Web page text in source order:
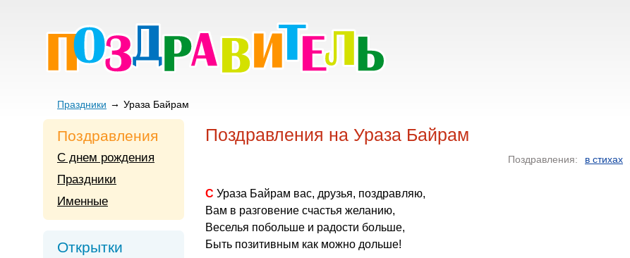
Праздники Ураза Байрам
Поздравления на Ураза Байрам
Поздравления: в стихах
С Ураза Байрам вас, друзья, поздравляю,
Вам в разговение счастья желанию,
Веселья побольше и радости больше,
Быть позитивным как можно дольше!
Поздравления
С днем рождения
Праздники
Именные
Открытки